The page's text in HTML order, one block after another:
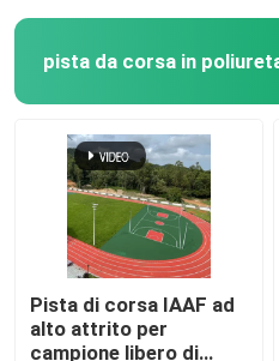
pista da corsa in
Pista di corsa IAAF ad
alto attrito per
campione libero di